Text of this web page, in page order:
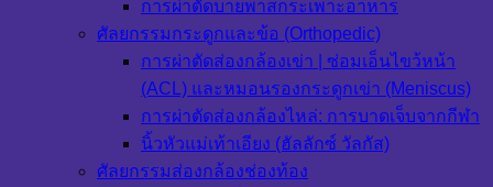
การผ่าตัดบายพาสกระเพาะอาหาร
ศัลยกรรมกระดูกและข้อ (Orthopedic)
การผ่าตัดส่องกล้องเข่า | ซ่อมเอ็นไขว้หน้า
(ACL) และหมอนรองกระดูกเข่า (Meniscus)
การผ่าตัดส่องกล้องไหล่: การบาดเจ็บจากกีฬา
นิ้วหัวแม่เท้าเอียง (ฮัลลักซ์ วัลกัส)
ศัลยกรรมส่องกล้องช่องท้อง